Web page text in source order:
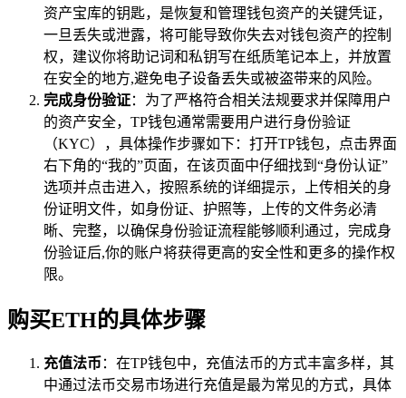
资产宝库的钥匙，是恢复和管理钱包资产的关键凭证，
一旦丢失或泄露，将可能导致你失去对钱包资产的控制
权，建议你将助记词和私钥写在纸质笔记本上，并放置
在安全的地方,避免电子设备丢失或被盗带来的风险。
完成身份验证：为了严格符合相关法规要求并保障用户
的资产安全，TP钱包通常需要用户进行身份验证
（KYC），具体操作步骤如下：打开TP钱包，点击界面
右下角的“我的”页面，在该页面中仔细找到“身份认证”
选项并点击进入，按照系统的详细提示，上传相关的身
份证明文件，如身份证、护照等，上传的文件务必清
晰、完整，以确保身份验证流程能够顺利通过，完成身
份验证后,你的账户将获得更高的安全性和更多的操作权
限。
购买ETH的具体步骤
充值法币 ：在TP钱包中，充值法币的方式丰富多样，其
中通过法币交易市场进行充值是最为常见的方式，具体